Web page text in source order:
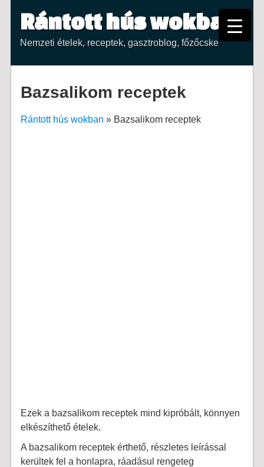
Rántott hús wokban
Nemzeti ételek, receptek, gasztroblog, főzőcske
Bazsalikom receptek
Rántott hús wokban » Bazsalikom receptek
Ezek a bazsalikom receptek mind kipróbált, könnyen
elkészíthető ételek.
A bazsalikom receptek érthető, részletes leírással
kerültek fel a honlapra, ráadásul rengeteg